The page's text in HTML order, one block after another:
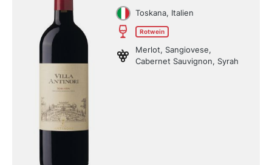
Toskana, Italien
Rotwein
Merlot, Sangiovese,
Cabernet Sauvignon, Syrah